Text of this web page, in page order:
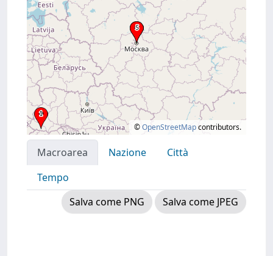
©OpenStreetMapcontributors.
Macroarea Nazione
Città
Tempo
Salva come PNG
Salva come JPEG